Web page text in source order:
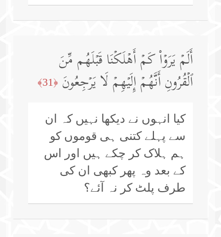
أَلَمۡ یَرَوۡا۟ كَمۡ أَهۡلَكۡنَا قَبۡلَهُم مِّنَ
ٱلۡقُرُونِ أَنَّهُمۡ إِلَیۡهِمۡ لَا یَرۡجِعُونَ ﴿31﴾
کیا انہوں نے دیکھا نہیں کہ ان
سے پہلے کتنی ہی قوموں کو
ہم ہلاک کر چکے ہیں اور اس
کے بعد وہ پھر کبھی ان کی
طرف پلٹ کر نہ آئے؟